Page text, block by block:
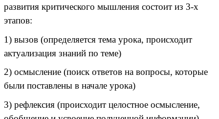
развития критического мышления состоит из 3-х
этапов:
1) вызов (определяется тема урока, происходит
актуализация знаний по теме)
2) осмысление (поиск ответов на вопросы, которые
были поставлены в начале урока)
3) рефлексия (происходит целостное осмысление,